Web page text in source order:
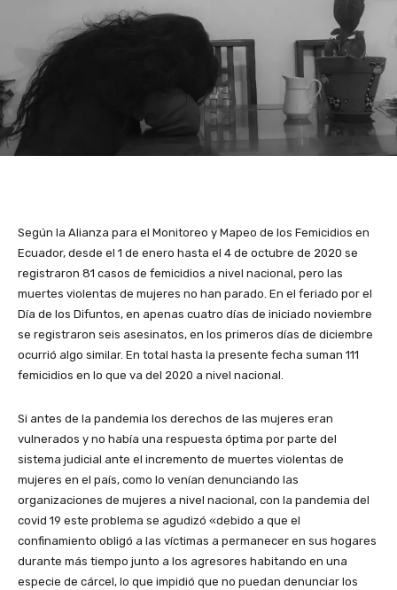
Según la Alianza para el Monitoreo y Mapeo de los Femicidios en
Ecuador, desde el 1 de enero hasta el 4 de octubre de 2020 se
registraron 81 casos de femicidios a nivel nacional, pero las
muertes violentas de mujeres no han parado. En el feriado por el
Día de los Difuntos, en apenas cuatro días de iniciado noviembre
se registraron seis asesinatos, en los primeros días de diciembre
ocurrió algo similar. En total hasta la presente fecha suman 111
femicidios en lo que va del 2020 a nivel nacional.
Si antes de la pandemia los derechos de las mujeres eran
vulnerados y no había una respuesta óptima por parte del
sistema judicial ante el incremento de muertes violentas de
mujeres en el país, como lo venían denunciando las
organizaciones de mujeres a nivel nacional, con la pandemia del
covid 19 este problema se agudizó «debido a que el
confinamiento obligó a las víctimas a permanecer en sus hogares
durante más tiempo junto a los agresores habitando en una
especie de cárcel, lo que impidió que no puedan denunciar los